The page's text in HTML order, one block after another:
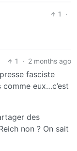
1
·
1 · 2 months ago
fasciste
eux…c’est
des
non ? On sait